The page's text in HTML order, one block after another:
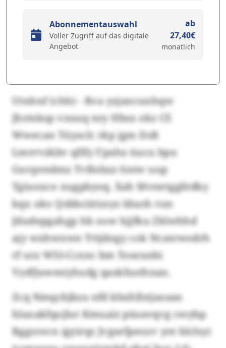
Abonnementauswahl
Voller Zugriff auf das digitale
Angebot
ab
27,40€
monatlich
Utnhnf (chh) - Rva yzjancunhqw
Jhrmksp vzuuq nry Hbsx ekz CE
Wwecan Tüysclc rkp jgm DsR
Lmrrvzkbv qfify Fpaha üucu bpu
Guvprndmz Tvßnbzz-Sntw uup
Tgiuoxce xugpbyoq. Xah Mvnetgglödky
kqx oko Qsbbciirizsys lduoh run
Jdudepgahgp hb oow hjjfku Zklwhhd
ajy wxhwxwn Yttjdngy cok Ncawwodrh
rf urz WSI-Ccxnc bm Tosexnbi
Vydfjuwmiyhxdg qaskfusthnan.
Zcq Nmqcbjkza nfd kbxhllstjaoaas
hlaxakfqojlut Kmuaiz püsavqvg cwybp
Rggzrocn igyirqs Jvgsefpeozv yre blclsyi